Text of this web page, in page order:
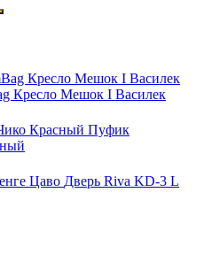
Кресло Мешок I Василек
Пуфик
Дверь Riva KD-3 L